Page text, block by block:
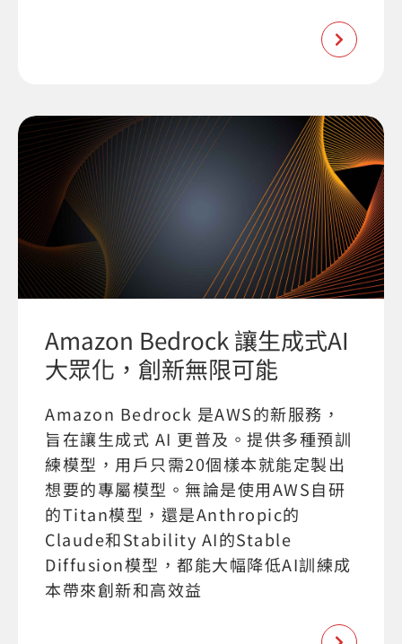
Amazon Bedrock 讓生成式AI
大眾化，創新無限可能
Amazon Bedrock 是AWS的新服務，
旨在讓生成式 AI 更普及。提供多種預訓
練模型，用戶只需20個樣本就能定製出
想要的專屬模型。無論是使用AWS自研
的Titan模型，還是Anthropic的
Claude和Stability AI的Stable
Diffusion模型，都能大幅降低AI訓練成
本帶來創新和高效益